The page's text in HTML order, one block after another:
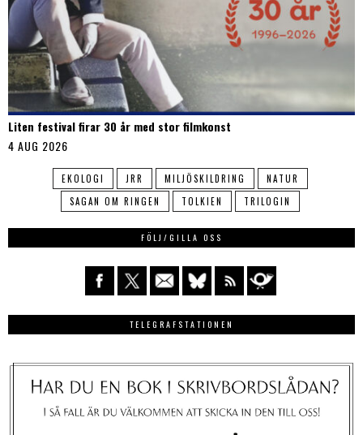
Liten festival firar 30 år med stor filmkonst
4 AUG 2026
EKOLOGI JRR MILJÖSKILDRING
NATUR
SAGAN OM RINGEN
TOLKIEN TRILOGIN
FÖLJ/GILLA OSS
TELEGRAFSTATIONEN